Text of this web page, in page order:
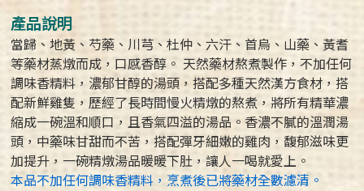
產品說明
當歸、地黃、芍藥、川芎、杜仲、六汗、首烏、山藥、黃耆
等藥材蒸燉而成，口感香醇。 天然藥材熬煮製作，不加任何
調味香精料，濃郁甘醇的湯頭，搭配多種天然漢方食材，搭
配新鮮雞隻，歷經了長時間慢火精燉的熬煮，將所有精華濃
縮成一碗溫和順口，且香氣四溢的湯品。香濃不膩的溫潤湯
頭，中藥味甘甜而不苦，搭配彈牙細嫩的雞肉，馥郁滋味更
加提升，一碗精燉湯品暖暖下肚，讓人一喝就愛上。
本品不加任何調味香精料，烹煮後已將藥材全數濾清。